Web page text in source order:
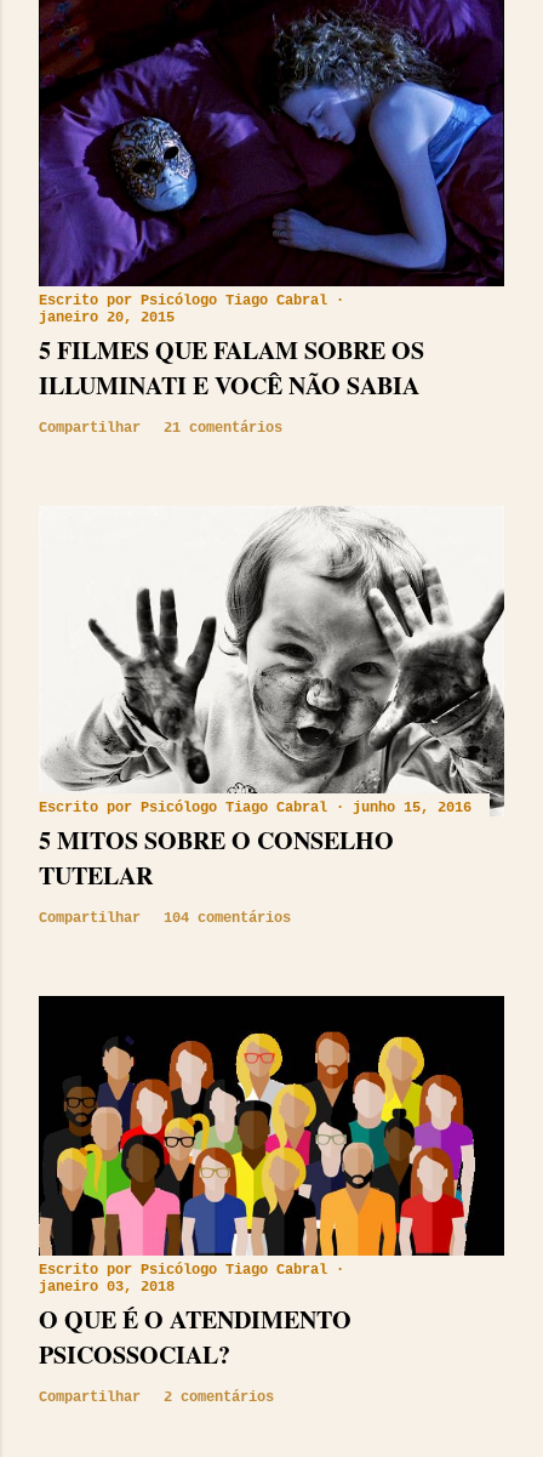
Escrito por Psicólogo Tiago Cabral
janeiro 20, 2015
5 FILMES QUE FALAM SOBRE OS
ILLUMINATI E VOCÊ NÃO SABIA
Compartilhar 21 comentários
Escrito por Psicólogo Tiago Cabral junho 15, 2016
5 MITOS SOBRE O CONSELHO
TUTELAR
Compartilhar 104 comentários
Escrito por Psicólogo Tiago Cabral
janeiro 03, 2018
O QUE É O ATENDIMENTO
PSICOSSOCIAL?
Compartilhar 2 comentários